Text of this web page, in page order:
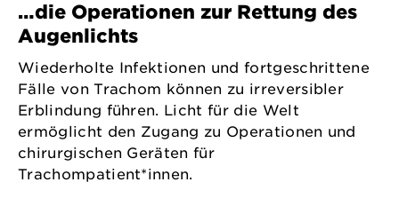
…die Operationen zur Rettung des
Augenlichts
Wiederholte Infektionen und fortgeschrittene
Fälle von Trachom können zu irreversibler
Erblindung führen. Licht für die Welt
ermöglicht den Zugang zu Operationen und
chirurgischen Geräten für
Trachompatient*innen.